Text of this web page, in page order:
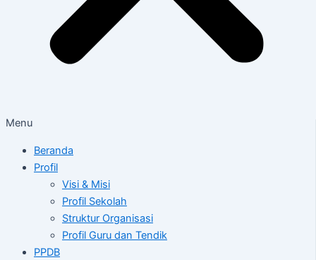
Menu
Beranda
Profil
Visi & Misi
Profil Sekolah
Struktur Organisasi
Profil Guru dan Tendik
PPDB